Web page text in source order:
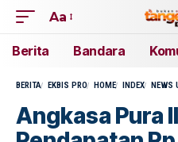
Aa
Berita Bandara
BERITA EKBIS PRO HOME INDEX NEWS
Angkasa Pura